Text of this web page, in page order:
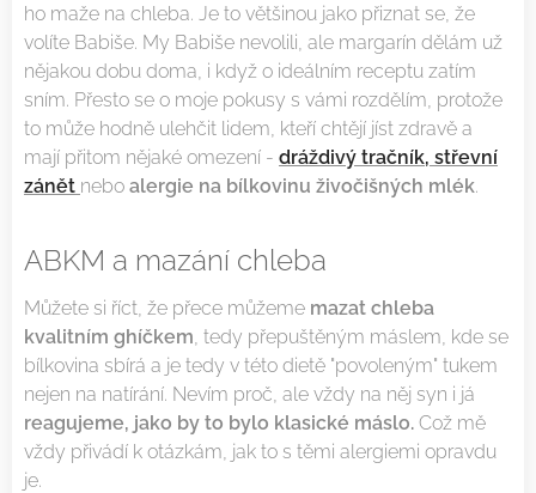
ho maže na chleba. Je to většinou jako přiznat se, že
volíte Babiše. My Babiše nevolili, ale margarín dělám už
nějakou dobu doma, i když o ideálním receptu zatím
sním. Přesto se o moje pokusy s vámi rozdělím, protože
to může hodně ulehčit lidem, kteří chtějí jíst zdravě a
mají přitom nějaké omezení - dráždivý tračník, střevní
zánět nebo alergie na bílkovinu živočišných mlék.
ABKM a mazání chleba
Můžete si říct, že přece můžeme mazat chleba
kvalitním ghíčkem, tedy přepuštěným máslem, kde se
bílkovina sbírá a je tedy v této dietě "povoleným" tukem
nejen na natírání. Nevím proč, ale vždy na něj syn i já
reagujeme, jako by to bylo klasické máslo. Což mě
vždy přivádí k otázkám, jak to s těmi alergiemi opravdu
je.